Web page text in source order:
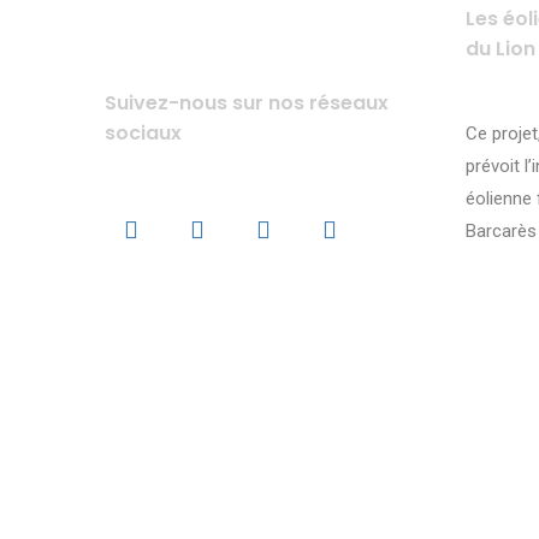
Suivez-nous sur nos réseaux
sociaux
Les
du Lion
Ce
prévoit
éolienne
Barcarès